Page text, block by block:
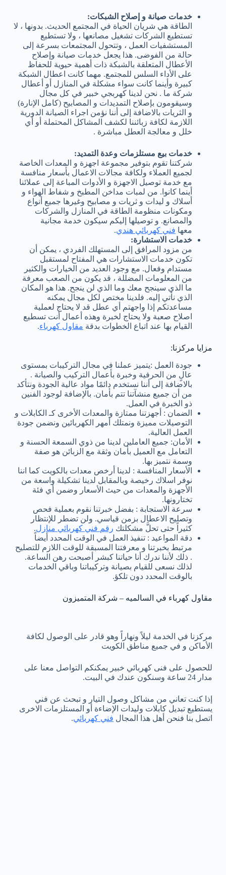
خدمات صيانة و إصلاح الشبكات:
الطاقة هي شريان الحياة في المجتمع الحديث. بدونها ، لا
تستطيع الشركات تشغيل مصانعها ، ولا تستطيع
المستشفيات العمل ، وتتحول المجتمعات بسرعة إلى
حالة من الفوضى. هذا يجعل خدمات صيانة وإصلاح
الأعطال المتعلقة بالشبكة ذات أهمية حيوية للحفاظ
على الأداء السلس للمجتمع. مهما كانت اعطال الشبكة
كبيرة وأينما كانت سواء مشكلة في المنازل أو أعطال
شركة ما . نحن لدينا كهربجي خبير في كل مجال
وسيقومون بإصلاح التمديدات و المصابيح (كامل الإنارة)
و الثريات بالاضافة إلى أننا نؤمن اجراء الصيانة الدورية
اللازمة لكافة زبائننا لكشف المشاكل المحتملة أو أي
خلل و معالجة العطل مباشرة .
خدمات بيع مستلزمات وعدة التمديد:
شركتنا تقوم بتوفير مجموعة اجهزة و المعدات الخاصة
لجميع العملاء ولكافة مجالات الاعمال بأسعار منافسة
مع خدمة توصيل الاجهزة و الأدوات المباعة إلى عملائنا
أينما كانوا. من لمبات مداخن المطبخ و شفاط الهواء و
أسلاك و ليدات و ثريات و مصابيح وغيرها جميع أنواع
ومكونات منظومة الطاقة في المنازل والشركات
والمصانع. و توصيلها إليكم سيكون خدمة مجانية
معها فني كهربائي هندي.
خدمات الاستشارة:
من مزود المرافق إلى المستهلك الفردي ، يمكن أن
تكون خدمات الاستشارات هي المفتاح لمستقبل
مستدام وفعال. مع وجود العديد من الخيارات والكثير
من المعلومات المضللة ، قد يكون من الصعب معرفة
ما الذي سينجح معك وما الذي لن ينجح. هذا هو المكان
الذي نأتي إليه. فلدينا مختص لكل مجال يمكنه
مساعدتكم إذا واجهتم أي عطل قد لا يحتاج لعملية
اصلاح صعبة ولا يحتاج لخبرة وهذه أعمال أنت تسطيع
القيام بها عند اتباع الخطوات بدقة مقاول كهرباء.
مزايا مركزنا:
جودة العمل :يتميز عملنا في مجال التركيبات بمستوى
عالٍ من الحرفية وخبرة بأعمال التركيب والصيانة .
بالاضافة إلى أننا نستخدم دائمًا مواد عالية الجودة ونتأكد
من أن جميع منشآتنا تتم بأمان. بالإضافة لوجود الفنين
ذو الخبرة في العمل.
الضمان : أجهزتنا ممتازة والمعدات الأخرى كـ الكابلات و
التوصيلات مميزة ونمتلك أمهر الكهربائين ونضمن جودة
العمل العالية.
الأمان: جميع العاملين لدينا من ذوي السمعة الحسنة و
التعامل مع العميل بأمان وثقة مع الزبائن هو صفة
وسمة نتميز بها.
الأسعار المنافسة : لدينا أرخص معدات بالكويت كما اننا
نوفر اسلاك رخيصة وبالمقابل لدينا تشكيلة واسعة من
الأجهزة والمعدات من حيث الأسعار وضمن أي فئة
تختارونها.
سرعة الاستجابة : بفضل خبرتنا نقوم بعملية فحص
وتصليح الاعطال بزمن قياسي. ولن تضطر للإنتظار
كثيراً حتى تحلَّ مشكلتك رقم فني كهربائي منازل.
دقة المواعيد : تنفيذ العمل في الوقت المحدد أيضاً
مرتبط بخبرتنا و معرفتنا المسبقة للوقت اللازم للتصليح
. ذلك لأننا ندرك أنا حياتنا كبشر أصبحت رهن الساعة.
لذلك نسعى للقيام بصيانة وتركيباتنا وباقي الخدمات
بالوقت المحدد دون تلكؤ.
مقاول كهرباء في السالميه – شركة المتميزون
مركزنا في الخدمة ليلاً ونهاراً وهو قادر على الوصول لكافة
الأماكن و في جميع مناطق الكويت
للحصول على فنى كهربائي خبير يمكنكم التواصل معنا على
مدار 24 ساعة وسنكون عندك في البيت.
إذا كنت تعاني من مشاكل وصول التيار و تبحث عن فني
يستطيع تبديل كابلات وليدات الإضاءة أو المستلزمات الاخرى
اتصل بنا فنحن أهل هذا المجال فني كهربائي.